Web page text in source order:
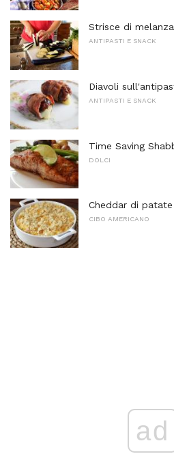
Strisce di
ANTIPASTI E SNACK
Diavoli
ANTIPASTI E SNACK
Time Saving
DOLCI
Cheddar di
CIBO AMERICANO
ad